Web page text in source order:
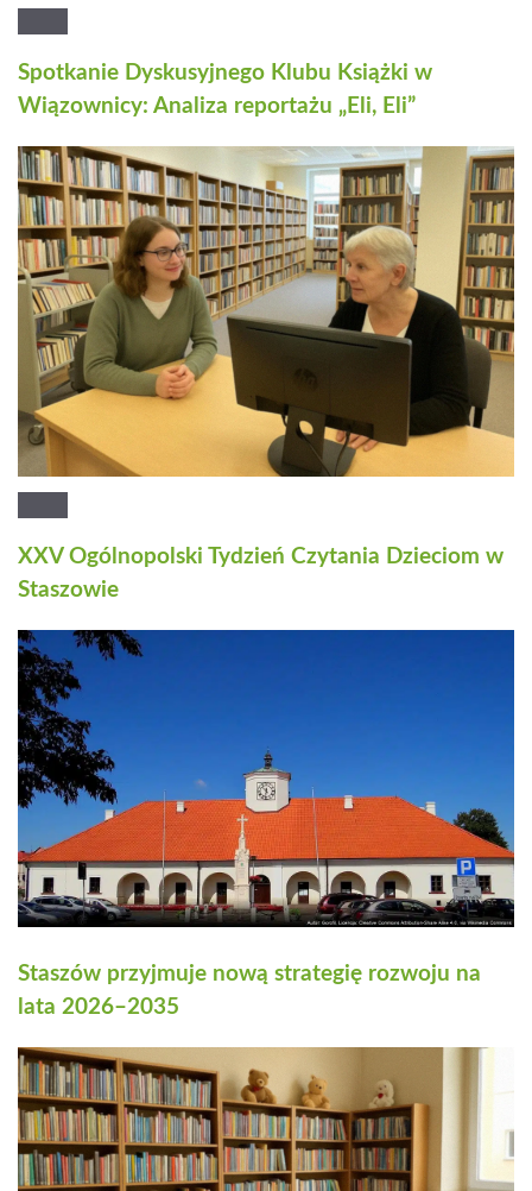
Spotkanie Dyskusyjnego Klubu Książki w
Wiązownicy: Analiza reportażu „Eli, Eli”
XXV Ogólnopolski Tydzień Czytania Dzieciom w
Staszowie
Staszów przyjmuje nową strategię rozwoju na
lata 2026–2035